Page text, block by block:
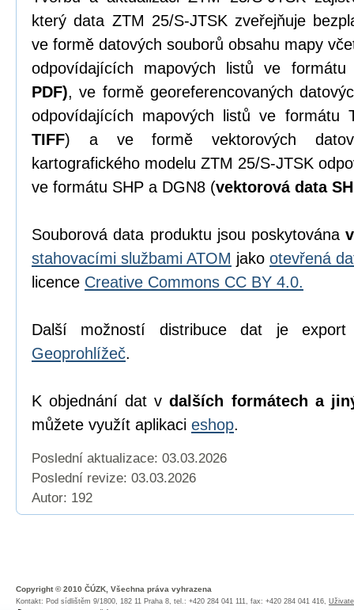
který data ZTM 25/S-JTSK zveřejňuje
ve formě datových souborů obsahu mapy
odpovídajících mapových listů ve
PDF), ve formě georeferencovaných
odpovídajících mapových listů ve formátu
TIFF) a ve formě vektorových
kartografického modelu ZTM 25/S-JTSK
ve formátu SHP a DGN8 (vektorová data
Souborová data produktu jsou poskytována
stahovacími službami ATOM jako otevřená
licence Creative Commons CC BY 4.0.
Další možností distribuce dat je
Geoprohlížeč.
K objednání dat vdalších formátech a
můžete využít aplikaci eshop.
Poslední aktualizace: 03.03.2026
Poslední revize: 03.03.2026
Autor: 192
Copyright © 2010 ČÚZK, Všechna práva vyhrazena
Kontakt: Pod sídlištěm 9/1800, 182 11 Praha 8, tel.: +420 284 041 111, fax: +420 284 041 416,